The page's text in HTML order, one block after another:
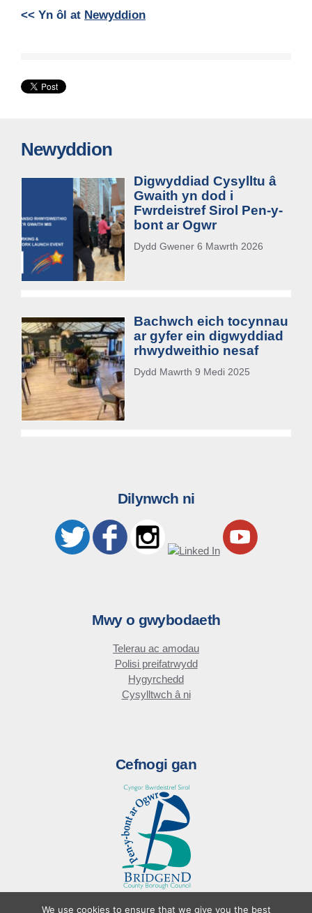
<< Yn ôl at Newyddion
Newyddion
Digwyddiad Cysylltu â
Gwaith yn dod i
Fwrdeistref Sirol Pen-y-
bont ar Ogwr
Dydd Gwener 6 Mawrth 2026
Bachwch eich tocynnau
ar gyfer ein digwyddiad
rhwydweithio nesaf
Dydd Mawrth 9 Medi 2025
Dilynwch ni
Mwy o gwybodaeth
Telerau ac amodau
Polisi preifatrwydd
Hygyrchedd
Cysylltwch â ni
Cefnogi gan
We use cookies to ensure that we give you the best